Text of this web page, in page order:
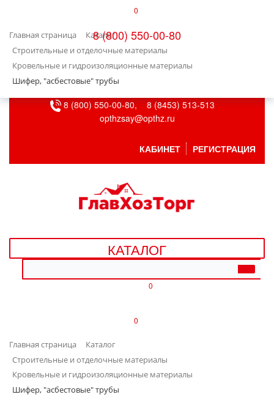
0
8 (800) 550-00-80
Главная страница
Каталог
Строительные и отделочные материалы
Кровельные и гидроизоляционные материалы
Шифер, "асбестовые" трубы
БЫТОВАЯ ТЕХНИКА
БЫТОВАЯ ХИМИЯ/УБОРКА
ВЕНТИЛЯЦИЯ
ДАЧА, САД И ОГОРОД
ДЕТСКИЕ ТОВАРЫ
ИНТЕРЬЕР
КАНЦТОВАРЫ
8 (800) 550-00-80,
8 (8453) 513-513
opthzsay@opthz.ru
КАБИНЕТ РЕГИСТРАЦИЯ
КАТАЛОГ
0
0
Главная страница
Каталог
Строительные и отделочные материалы
Кровельные и гидроизоляционные материалы
Шифер, "асбестовые" трубы